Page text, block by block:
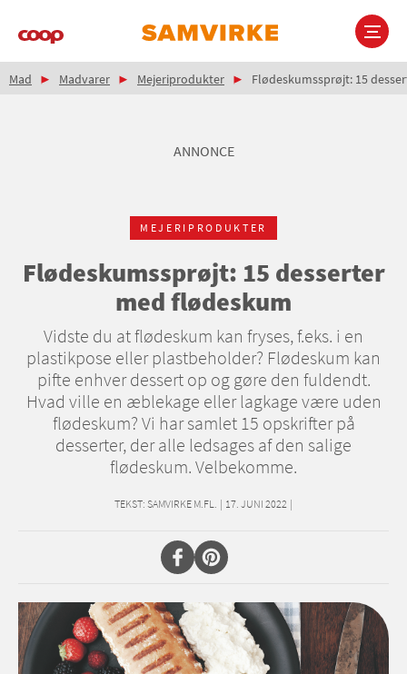
Main
Brødkrumme
Mad Madvarer Mejeriprodukter Flødeskumssprøjt: 15
ANNONCE
MEJERIPRODUKTER
Flødeskumssprøjt: 15 desserter
med flødeskum
Vidste du at flødeskum kan fryses, f.eks. i en
plastikpose eller plastbeholder? Flødeskum kan
pifte enhver dessert op og gøre den fuldendt.
Hvad ville en æblekage eller lagkage være uden
flødeskum? Vi har samlet 15 opskrifter på
desserter, der alle ledsages af den salige
flødeskum. Velbekomme.
TEKST: SAMVIRKE M.FL. | 17. JUNI 2022 |